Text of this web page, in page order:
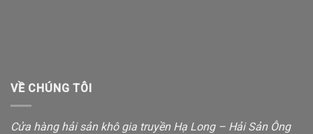
VỀ CHÚNG TÔI
Cửa hàng hải sản khô gia truyền Hạ Long – Hải Sản Ông